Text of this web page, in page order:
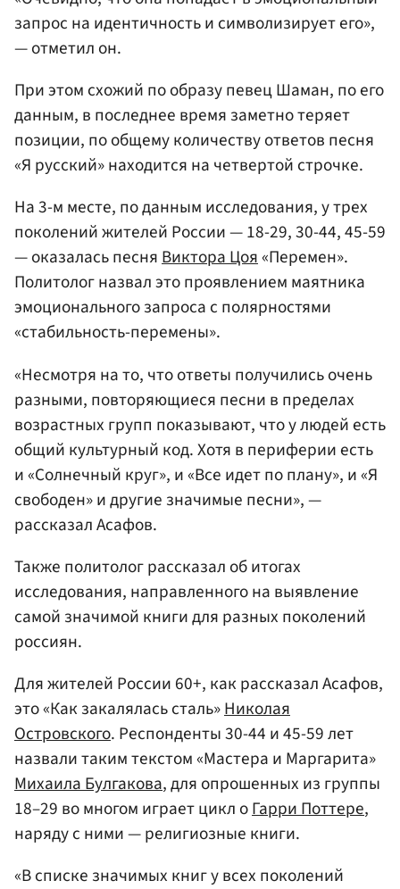
запрос на идентичность и символизирует его»,
— отметил он.
При этом схожий по образу певец Шаман, по его
данным, в последнее время заметно теряет
позиции, по общему количеству ответов песня
«Я русский» находится на четвертой строчке.
На 3-м месте, по данным исследования, у трех
поколений жителей России — 18-29, 30-44, 45-59
— оказалась песняВиктора Цоя«Перемен».
Политолог назвал это проявлением маятника
эмоционального запроса с полярностями
«стабильность-перемены».
«Несмотря на то, что ответы получились очень
разными, повторяющиеся песни в пределах
возрастных групп показывают, что у людей есть
общий культурный код. Хотя в периферии есть
и «Солнечный круг», и «Все идет по плану», и «Я
свободен» и другие значимые песни», —
рассказал Асафов.
Также политолог рассказал об итогах
исследования, направленного на выявление
самой значимой книги для разных поколений
россиян.
Для жителей России 60+, как рассказал Асафов,
это «Как закалялась сталь»Николая
Островского. Респонденты 30-44 и 45-59 лет
назвали таким текстом «Мастера и Маргарита»
Михаила Булгакова, для опрошенных из группы
18–29 во многом играет цикл оГарри Поттере,
наряду с ними — религиозные книги.
«В списке значимых книг у всех поколений